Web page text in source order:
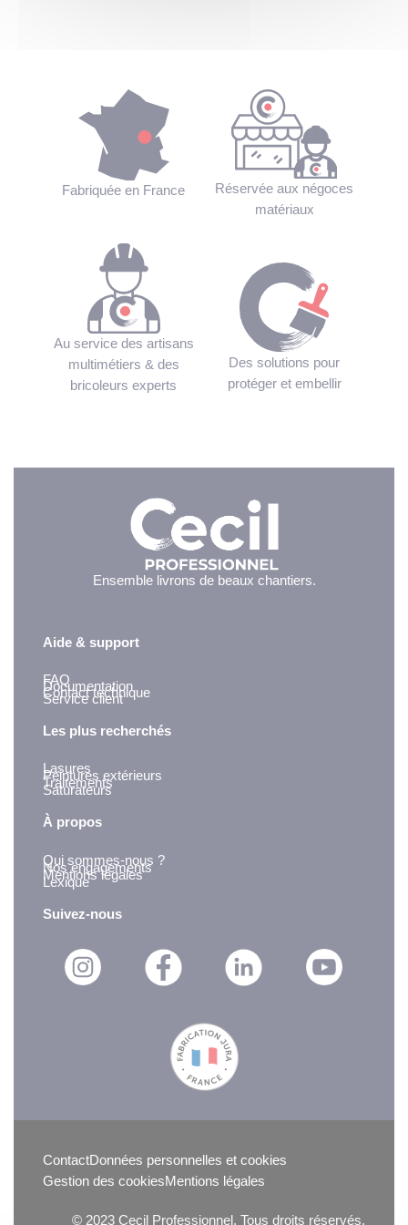
Fabriquée en France
Au service des artisans
multimétiers & des
bricoleurs experts
Réservée aux négoces
matériaux
Des solutions pour
protéger et embellir
Ensemble livrons de beaux chantiers.
Aide & support
FAQ
Documentation
Contact technique
Service client
Les plus recherchés
Lasures
Peintures extérieurs
Traitements
Saturateurs
À propos
Qui sommes-nous ?
Nos engagements
Mentions légales
Lexique
Suivez-nous
ContactDonnées personnelles et cookies
Gestion des cookiesMentions légales
© 2023 Cecil Professionnel. Tous droits réservés.